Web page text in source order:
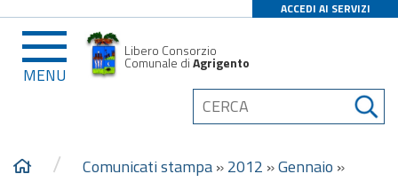
ACCEDI AI SERVIZI
MENU
Libero Consorzio
Comunale diAgrigento
/ Comunicati stampa»2012 »Gennaio »